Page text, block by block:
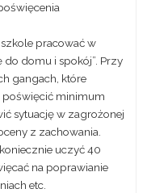
szkole pracować w
domu i spokój”. Przy
gangach, które
poświęcić minimum
sytuację w zagrożonej
z zachowania.
uczyć 40
na poprawianie
etc.